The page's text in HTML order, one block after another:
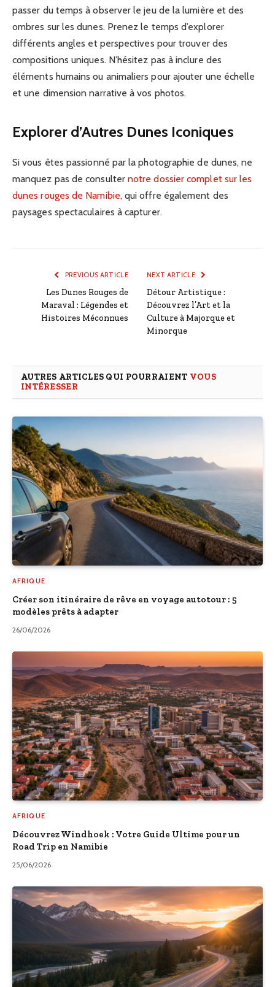
passer du temps à observer le jeu de la lumière et des
ombres sur les dunes. Prenez le temps d’explorer
différents angles et perspectives pour trouver des
compositions uniques. N’hésitez pas à inclure des
éléments humains ou animaliers pour ajouter une échelle
et une dimension narrative à vos photos.
Explorer d’Autres Dunes Iconiques
Si vous êtes passionné par la photographie de dunes, ne
manquez pas de consulternotre dossier complet sur les
dunes rouges de Namibie, qui offre également des
paysages spectaculaires à capturer.
PREVIOUS ARTICLE
Les Dunes Rouges de
Maraval : Légendes et
Histoires Méconnues
NEXT ARTICLE
Détour Artistique :
Découvrez l’Art et la
Culture à Majorque et
Minorque
AUTRES ARTICLES QUI POURRAIENT VOUS
INTÉRESSER
AFRIQUE
Créer son itinéraire de rêve en voyage autotour : 5
modèles prêts à adapter
26/06/2026
AFRIQUE
Découvrez Windhoek : Votre Guide Ultime pour un
Road Trip en Namibie
25/06/2026